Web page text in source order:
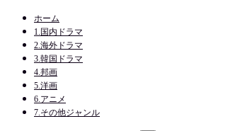
ホーム
1.国内ドラマ
2.海外ドラマ
3.韓国ドラマ
4.邦画
5.洋画
6.アニメ
7.その他ジャンル